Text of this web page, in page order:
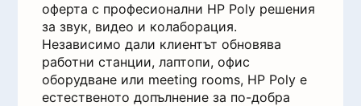
оферта с професионални HP Poly решения
за звук, видео и колаборация.
Независимо дали клиентът обновява
работни станции, лаптопи, офис
оборудване или meeting rooms, HP Poly е
естественото допълнение за по-добра